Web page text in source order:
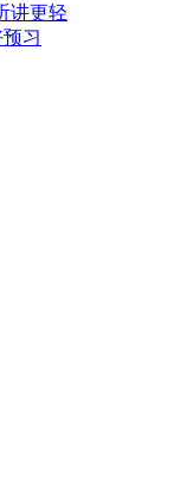
讲更轻
习